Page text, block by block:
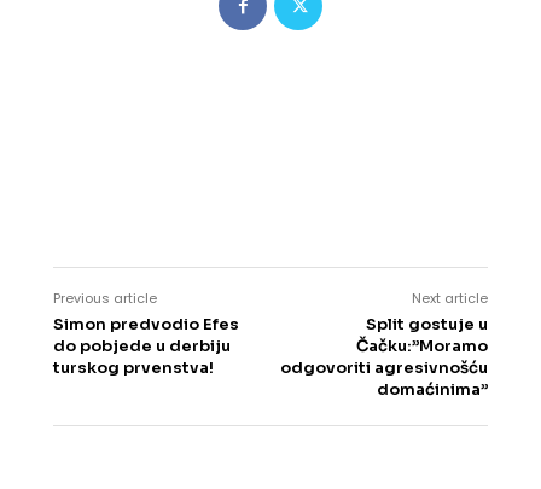
Previous article
Simon predvodio Efes
do pobjede u derbiju
turskog prvenstva!
Next article
Split gostuje u
Čačku:”Moramo
odgovoriti agresivnošću
domaćinima”